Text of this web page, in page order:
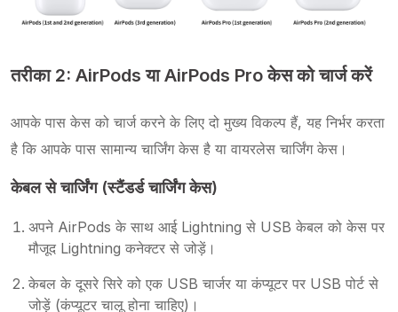
तरीका 2: AirPods या AirPods Pro केस को चार्ज करें
आपके पास केस को चार्ज करने के लिए दो मुख्य विकल्प हैं, यह निर्भर करता
है कि आपके पास सामान्य चार्जिंग केस है या वायरलेस चार्जिंग केस।
केबल से चार्जिंग (स्टैंडर्ड चार्जिंग केस)
अपने AirPods के साथ आई Lightning से USB केबल को केस पर
मौजूद Lightning कनेक्टर से जोड़ें।
केबल के दूसरे सिरे को एक USB चार्जर या कंप्यूटर पर USB पोर्ट से
जोड़ें (कंप्यूटर चालू होना चाहिए)।